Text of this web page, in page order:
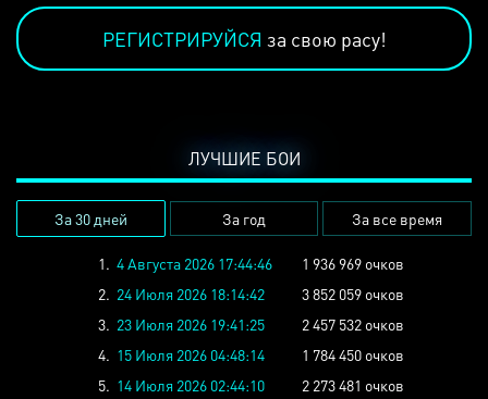
РЕГИСТРИРУЙСЯ за свою расу!
ЛУЧШИЕ БОИ
За 30 дней За год За все время
1. 4 Августа 2026 17:44:46
1 936 969 очков
2. 24 Июля 2026 18:14:42
3 852 059 очков
3. 23 Июля 2026 19:41:25
2 457 532 очков
4. 15 Июля 2026 04:48:14
1 784 450 очков
5. 14 Июля 2026 02:44:10
2 273 481 очков